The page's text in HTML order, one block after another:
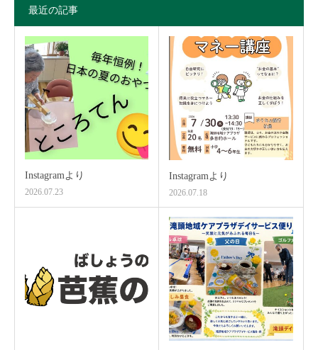
最近の記事
Instagramより
2026.07.23
Instagramより
2026.07.18